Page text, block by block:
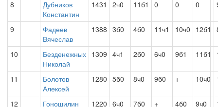
8
Дубников
Константин
1431 2ч0 11б1 0 0 0
9
Фадеев
Вячеслав
1388 3б0 4б0 11ч1 10ч0 12б1
10
Безденежных
Николай
1309 4ч1 2б0 6ч0 9б1 11б1
11
Болотов
Алексей
1280 5б0 8ч0 9б0 + 10ч0
12
Гоношилин
1220 6ч0 7б0 + 4б0 9ч0